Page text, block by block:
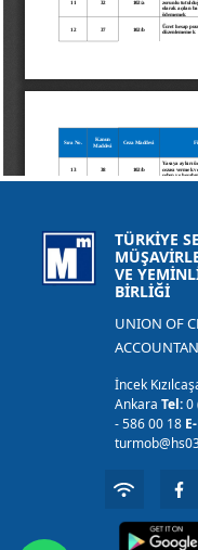
TÜRKİYE
VE
BİRLİĞİ
UNION OF
İncek
AnkaraTel:0
- 586 00 18